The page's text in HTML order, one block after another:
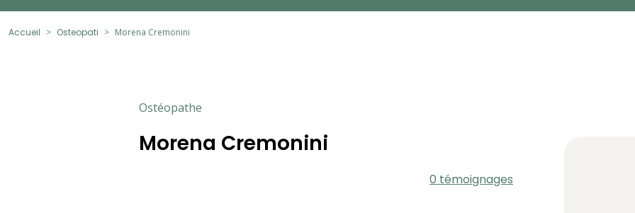
Accueil Osteopati Morena Cremonini
Ostéopathe
Morena Cremonini
0 témoignages